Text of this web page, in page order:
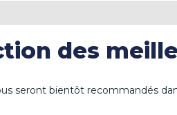
des
seront bientôt recommandés